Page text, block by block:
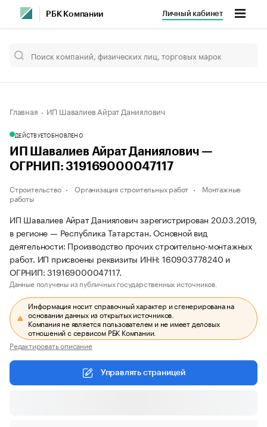
РБК Компании Личный кабинет
Главная ИП Шавалиев Айрат Даниялович
ДЕЙСТВУЕТОБНОВЛЕНО
ИП Шавалиев Айрат Даниялович —
ОГРНИП: 319169000047117
Строительство Организация строительных работ
Монтажные
работы
ИП Шавалиев Айрат Даниялович зарегистрирован 20.03.2019,
в регионе — Республика Татарстан. Основной вид
деятельности: Производство прочих строительно-монтажных
работ. ИП присвоены реквизиты ИНН: 160903778240 и
ОГРНИП: 319169000047117.
Данные получены из публичных государственных источников.
Информация носит справочный характер и сгенерирована на
основании данных из открытых источников.
Компания не является пользователем и не имеет деловых
отношений с сервисом РБК Компании.
Редактировать описание
Управлять страницей